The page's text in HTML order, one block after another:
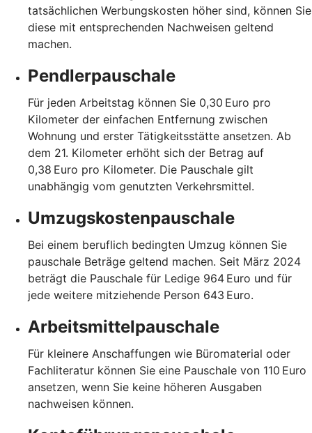
tatsächlichen Werbungskosten höher sind, können Sie
diese mit entsprechenden Nachweisen geltend
machen.
Pendlerpauschale
Für jeden Arbeitstag können Sie 0,30 Euro pro
Kilometer der einfachen Entfernung zwischen
Wohnung und erster Tätigkeitsstätte ansetzen. Ab
dem 21. Kilometer erhöht sich der Betrag auf
0,38 Euro pro Kilometer. Die Pauschale gilt
unabhängig vom genutzten Verkehrsmittel.
Umzugskostenpauschale
Bei einem beruflich bedingten Umzug können Sie
pauschale Beträge geltend machen. Seit März 2024
beträgt die Pauschale für Ledige 964 Euro und für
jede weitere mitziehende Person 643 Euro.
Arbeitsmittelpauschale
Für kleinere Anschaffungen wie Büromaterial oder
Fachliteratur können Sie eine Pauschale von 110 Euro
ansetzen, wenn Sie keine höheren Ausgaben
nachweisen können.